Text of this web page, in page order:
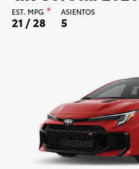
EST. MPG * ASIENTOS
21 / 28 5